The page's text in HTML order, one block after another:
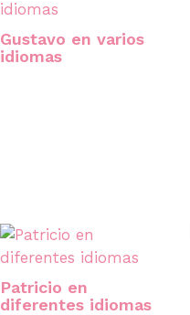
Gustavo en varios
idiomas
Patricio en
diferentes idiomas